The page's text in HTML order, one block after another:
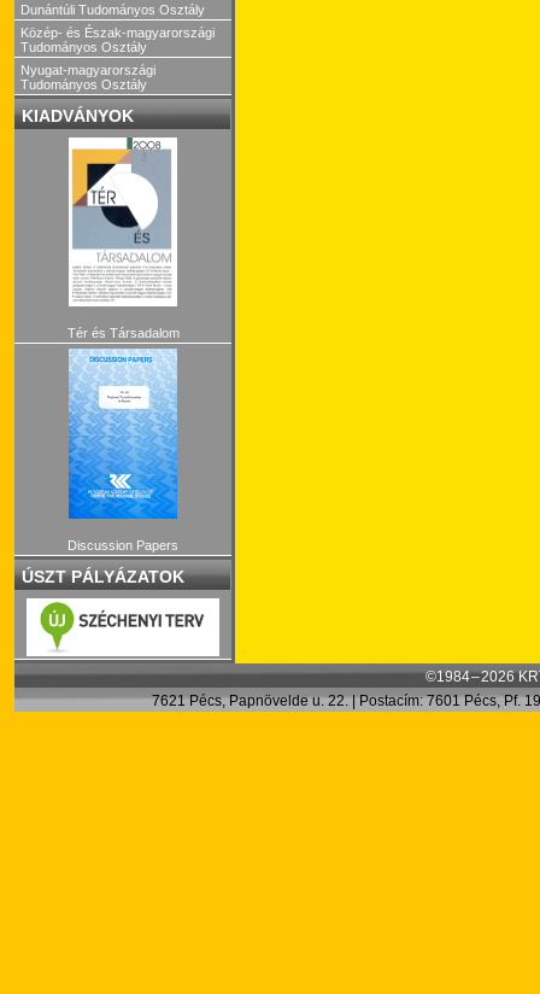
Dunántúli Tudományos Osztály
Közép- és Észak-magyarországi
Tudományos Osztály
Nyugat-magyarországi
Tudományos Osztály
KIADVÁNYOK
Tér és Társadalom
Discussion Papers
ÚSZT PÁLYÁZATOK
©1984 – 2026
7621 Pécs, Papnövelde u. 22. | Postacím: 7601 Pécs, Pf.